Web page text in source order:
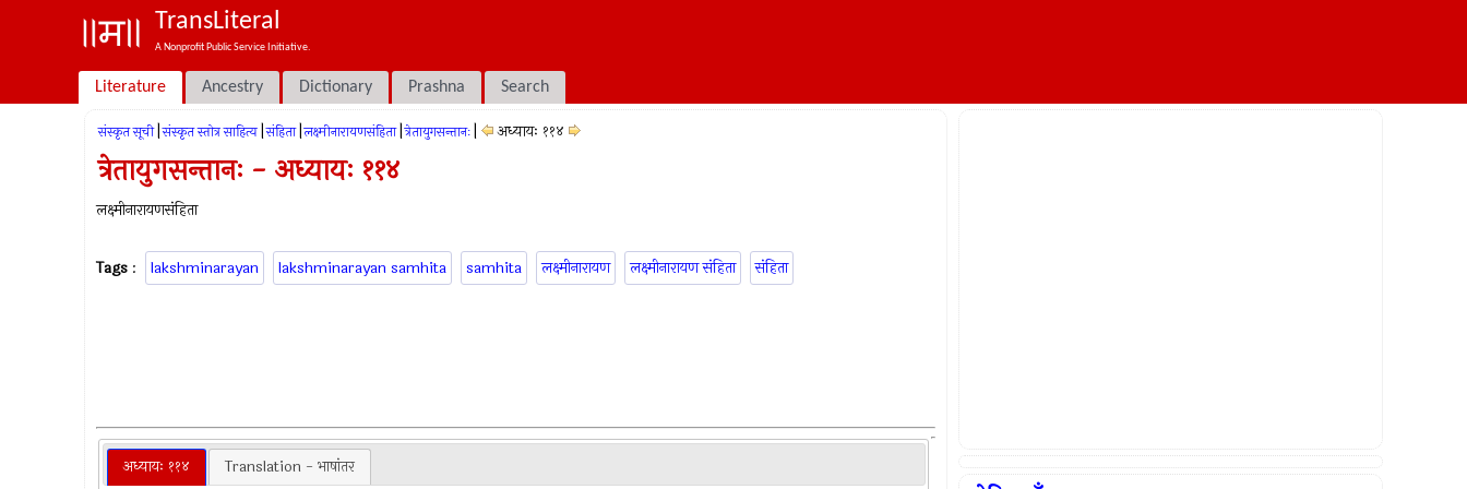
TransLiteral
A Nonprofit Public Service Initiative.
Literature Ancestry Dictionary Prashna Search
संस्कृत सूची संस्कृत स्तोत्र साहित्य संहिता लक्ष्मीनारायणसंहिता त्रेतायुगसन्तानः अध्यायः ११४
त्रेतायुगसन्तानः - अध्यायः ११४
लक्ष्मीनारायणसंहिता
Tags : lakshminarayan lakshminarayan samhita samhita लक्ष्मीनारायण लक्ष्मीनारायण संहिता संहिता
अध्यायः ११४ Translation - भाषांतर